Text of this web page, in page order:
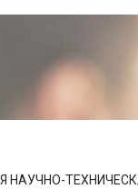
НАУЧНО-